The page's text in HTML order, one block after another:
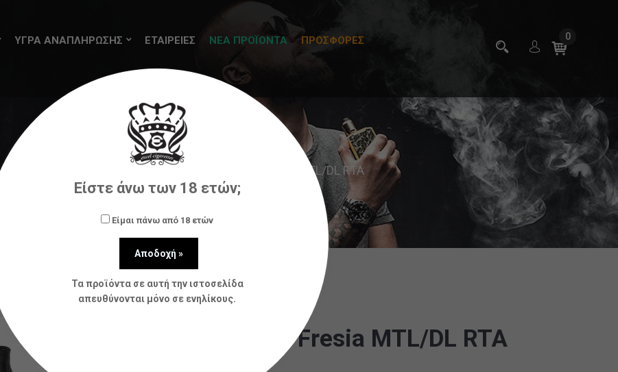
ΥΓΡΑ ΑΝΑΠΛΗΡΩΣΗΣ ΕΤΑΙΡΕΙΕΣ ΝΕΑ ΠΡΟΪΟΝΤΑ
ΠΡΟΣΦΟΡΕΣ
0
Πρώτες Ύλες Damn Vape Fresia MTL/DL RTA
Damn Vape Fresia MTL/DL RTA
Είστε άνω των 18 ετών;
Είμαι πάνω από 18 ετών
Τα προϊόντα σε αυτή την ιστοσελίδα
απευθύνονται μόνο σε ενηλίκους.